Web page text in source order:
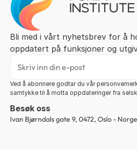
Bli med i vårt nyhetsbrev for å
oppdatert på funksjoner og
Ved å abonnere godtar du vår
samtykke til å motta oppdateringer fra
Besøk oss
Ivan Bjørndals gate 9, 0472, Oslo - Norge